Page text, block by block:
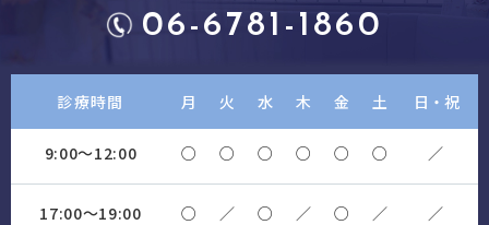
06-6781-1860
診療時間 月 火 水 木 金 土 日・祝
9:00～12:00 ○ ○ ○ ○ ○ ○ ／
17:00～19:00 ○ ／ ○ ／ ○ ／ ／